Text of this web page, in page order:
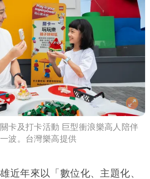
卡及打卡活動 巨型衝浪樂高人陪伴
波。台灣樂高提供
近年來以「數位化、主題化、